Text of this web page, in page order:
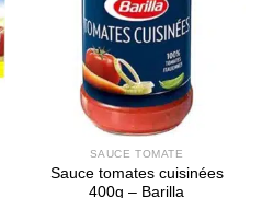
SAUCE TOMATE
Sauce tomates cuisinées
400g – Barilla